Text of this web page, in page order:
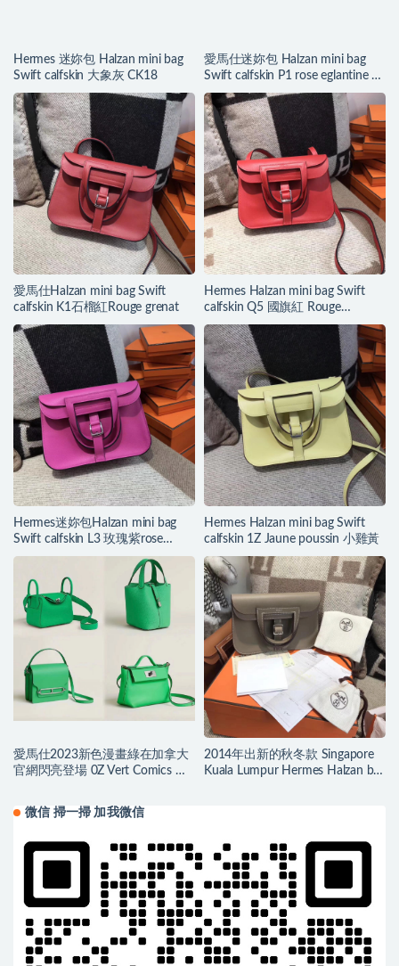
Hermes 迷妳包 Halzan mini bag
Swift calfskin 大象灰 CK18
愛馬仕迷妳包 Halzan mini bag
Swift calfskin P1 rose eglantine 月
季花粉
愛馬仕Halzan mini bag Swift
calfskin K1石榴紅Rouge grenat
Hermes Halzan mini bag Swift
calfskin Q5 國旗紅 Rouge
casaque
Hermes迷妳包Halzan mini bag
Swift calfskin L3 玫瑰紫rose
purple
Hermes Halzan mini bag Swift
calfskin 1Z Jaune poussin 小雞黃
愛馬仕2023新色漫畫綠在加拿大
官網閃亮登場 0Z Vert Comics 漫
2014年出新的秋冬款 Singapore
Kuala Lumpur Hermes Halzan bag
微信 掃一掃 加我微信